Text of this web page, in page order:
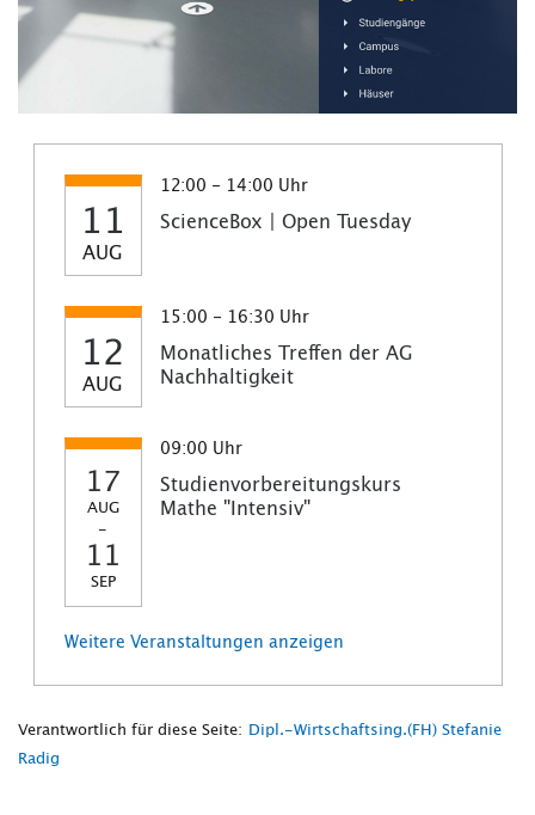
11
AUG
12:00 - 14:00 Uhr
ScienceBox | Open Tuesday
12
AUG
15:00 - 16:30 Uhr
Monatliches Treffen der AG
Nachhaltigkeit
17
AUG
-
11
SEP
09:00 Uhr
Studienvorbereitungskurs
Mathe "Intensiv"
Weitere Veranstaltungen anzeigen
Verantwortlich für diese Seite:
Dipl.-Wirtschaftsing.(FH) Stefanie
Radig